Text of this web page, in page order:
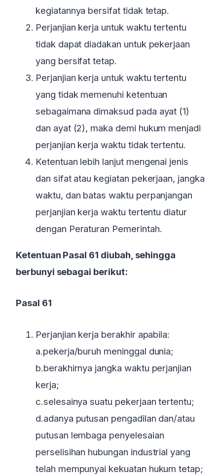
kegiatannya bersifat tidak tetap.
Perjanjian kerja untuk waktu tertentu
tidak dapat diadakan untuk pekerjaan
yang bersifat tetap.
Perjanjian kerja untuk waktu tertentu
yang tidak memenuhi ketentuan
sebagaimana dimaksud pada ayat (1)
dan ayat (2), maka demi hukum menjadi
perjanjian kerja waktu tidak tertentu.
Ketentuan lebih lanjut mengenai jenis
dan sifat atau kegiatan pekerjaan, jangka
waktu, dan batas waktu perpanjangan
perjanjian kerja waktu tertentu diatur
dengan Peraturan Pemerintah.
Ketentuan Pasal 61 diubah, sehingga
berbunyi sebagai berikut:
Pasal 61
Perjanjian kerja berakhir apabila:
a.pekerja/buruh meninggal dunia;
b.berakhirnya jangka waktu perjanjian
kerja;
c.selesainya suatu pekerjaan tertentu;
d.adanya putusan pengadilan dan/atau
putusan lembaga penyelesaian
perselisihan hubungan industrial yang
telah mempunyai kekuatan hukum tetap;